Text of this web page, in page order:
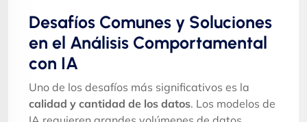
Desafíos Comunes y Soluciones
en el Análisis Comportamental
con IA
Uno de los desafíos más significativos es la
calidad y cantidad de los datos. Los modelos de